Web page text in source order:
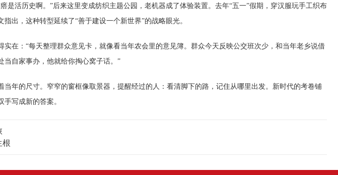
活历史啊。”后来这里变成纺织主题公园，老机器成了体验装置。去年“五一”假期，穿汉服玩手工织布
出，这种转型延续了“善于建设一个新世界”的战略眼光。
：“每天整理群众意见卡，就像看当年农会里的意见簿。群众今天反映公交班次少，和当年老乡说借
自家事办，他就给你掏心窝子话。”
的尺寸。窄窄的窗框像取景器，提醒经过的人：看清脚下的路，记住从哪里出发。新时代的考卷铺
写成新的答案。
根